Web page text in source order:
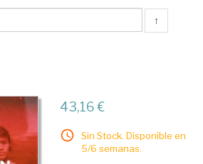
↑
43,16 €
Sin Stock. Disponible en
5/6 semanas.